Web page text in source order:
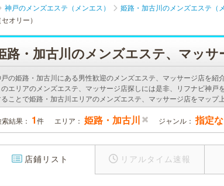
神戸のメンズエステ（メンエス） 姫路・加古川のメンズエステ（
オリー）
路・加古川のメンズエステ、マッサ
の姫路・加古川にある男性歓迎のメンズエステ、マッサージ店を紹介
のエリアのメンズエステ、マッサージ店探しには是非、リフナビ神
ことで姫路・加古川エリアのメンズエステ、マッサージ店をマップ
結果： 1件 エリア： 姫路・加古川 ジャンル： 指定
店鋪リスト リアルタイム速報